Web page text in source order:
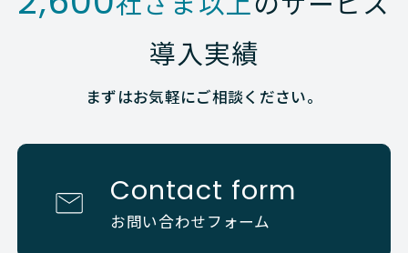
導入実績
まずはお気軽にご相談ください。
Contact form
お問い合わせフォーム